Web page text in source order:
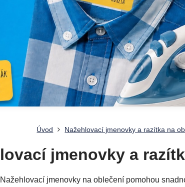
Úvod Nažehlovací jmenovky a razítka na
jmenovky a
jmenovky na oblečení pomohou